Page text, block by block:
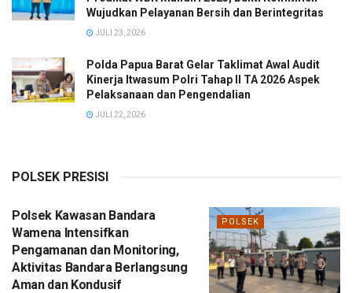
Wujudkan Pelayanan Bersih dan Berintegritas
JULI 23, 2026
Polda Papua Barat Gelar Taklimat Awal Audit
Kinerja Itwasum Polri Tahap II TA 2026 Aspek
Pelaksanaan dan Pengendalian
JULI 22, 2026
POLSEK PRESISI
POLSEK
Polsek Kawasan Bandara
Wamena Intensifkan
Pengamanan dan Monitoring,
Aktivitas Bandara Berlangsung
Aman dan Kondusif